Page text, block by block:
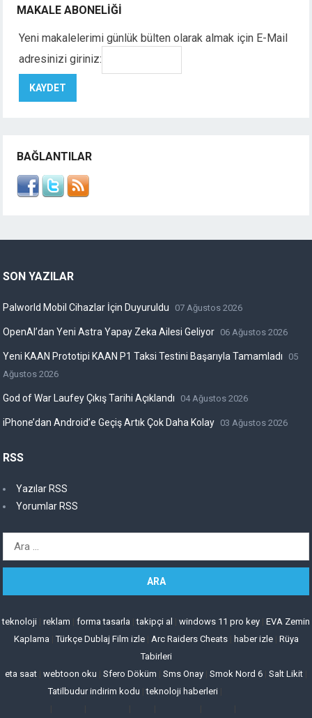
MAKALE ABONELIĞI
Yeni makalelerimi günlük bülten olarak almak için E-Mail
adresinizi giriniz:
BAĞLANTILAR
SON YAZILAR
Palworld Mobil Cihazlar İçin Duyuruldu 07 Ağustos 2026
OpenAI’dan Yeni Astra Yapay Zeka Ailesi Geliyor 06 Ağustos 2026
Yeni KAAN Prototipi KAAN P1 Taksi Testini Başarıyla Tamamladı
05
Ağustos 2026
God of War Laufey Çıkış Tarihi Açıklandı 04 Ağustos 2026
iPhone’dan Android’e Geçiş Artık Çok Daha Kolay 03 Ağustos 2026
RSS
Yazılar RSS
Yorumlar RSS
Arama:
teknoloji reklam forma tasarla |takipçi al windows 11 pro key EVA Zemin
Kaplama |Türkçe Dublaj Film izle| Arc Raiders Cheats| haber izle| Rüya
Tabirleri
eta saat webtoon oku Sfero Döküm Sms Onay Smok Nord 6 Salt Likit
Tatilbudur indirim kodu |teknoloji haberleri|